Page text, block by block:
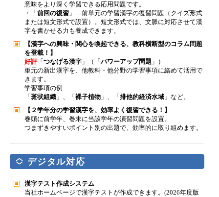
意味をより深く学習できる応用問題です。
・「 前回の復習 」…前単元の学習漢字の復習問題（クイズ形式
または短文形式で設置）。短文形式では、文脈に対応させて漢
字を書かせる力も養成できます。
【漢字への興味・関心を喚起できる、教科横断型のコラム問題
を登載！】
好評 「 つなげる漢字 」（「 パワーアップ問題 」）
単元の新出漢字を、他教科・他分野の学習事項に絡めて活用で
きます。
学習事項の例
「 斑状組織 」、「 裸子植物 」、「 排他的経済水域 」など。
【２学年分の学習漢字を、効率よく復習できる！】
巻頭に前学年、巻末に当該学年の演習問題を設置。
つまずきやすいポイント別の出題で、効率的に取り組めます。
デジタル対応
漢字テスト作成システム
当社ホームページで漢字テストが作成できます。(2026年度版